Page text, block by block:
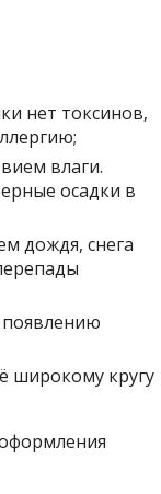
нет токсинов,
влаги.
осадки в
дождя, снега
появлению
широкому кругу